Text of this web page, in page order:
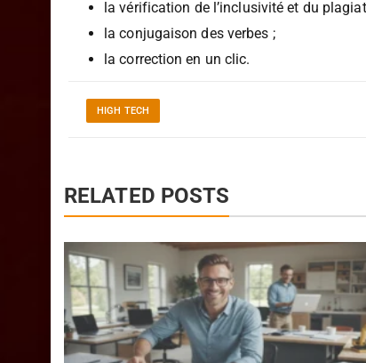
l’analyse de temps et de ponctuation ;
la vérification de l’inclusivité et du plagiat ;
la conjugaison des verbes ;